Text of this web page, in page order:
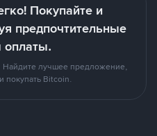
Покупайте и
предпочтительные
оплаты.
Найдите лучшее предложение,
покупать Bitcoin.